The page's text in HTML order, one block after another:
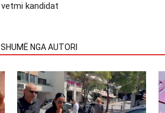
kandidat
NGA AUTORI